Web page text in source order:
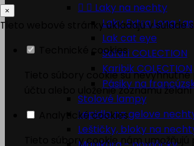
  Laky na nechty
Laky Extra Long
Lak cat eye
Safari COLECTION
Karibik COLECTION
Pásiky na
Stolové lampy
Lepidlo na gelove
Leštičky, bloky na
×
Tieto webové stránky ukladajú v súlade
Technické cookies
Tieto súbory cookie sú
účtu alebo uloženie zoznamu
Analytické cookies
Tieto súbory cookie nám